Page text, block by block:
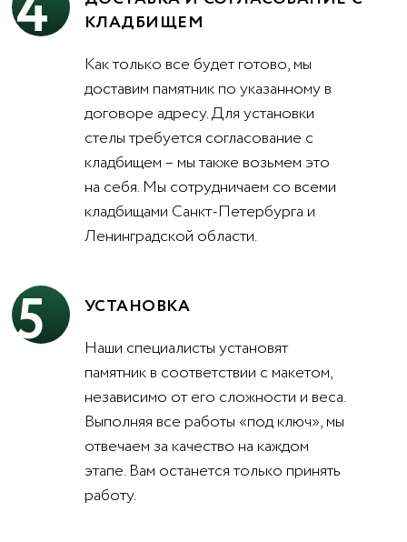
КЛАДБИЩЕМ
Как только все будет готово, мы
доставим памятник по указанному в
договоре адресу. Для установки
стелы требуется согласование с
кладбищем – мы также возьмем это
на себя. Мы сотрудничаем со всеми
кладбищами Санкт-Петербурга и
Ленинградской области.
5
УСТАНОВКА
Наши специалисты установят
памятник в соответствии с макетом,
независимо от его сложности и веса.
Выполняя все работы «под ключ», мы
отвечаем за качество на каждом
этапе. Вам останется только принять
работу.